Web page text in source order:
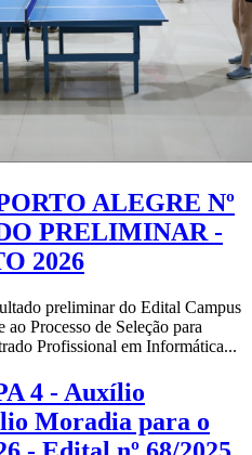
ALEGRE Nº
PRELIMINAR -
2026
preliminar do Edital Campus
Processo de Seleção para
Profissional em Informática...
4 - Auxílio
Moradia para o